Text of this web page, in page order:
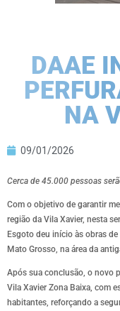
DAAE
NA
09/01/2026
Cerca de 45.000 pessoas
Com o objetivo de garantir
região da Vila Xavier, nesta
Esgoto deu início às obras
Mato Grosso, na área da
Após sua conclusão, o novo
Vila Xavier Zona Baixa, com
habitantes, reforçando a